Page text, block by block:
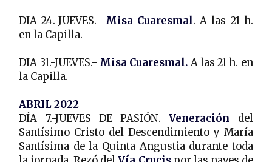
DIA 24.-JUEVES.- Misa Cuaresmal. A las 21 h.
en la Capilla.
DIA 31.-JUEVES.- Misa Cuaresmal.A las 21 h. en
la Capilla.
ABRIL 2022
DÍA 7.-JUEVES DE PASIÓN.Veneración del
Santísimo Cristo del Descendimiento y María
Santísima de la Quinta Angustia durante toda